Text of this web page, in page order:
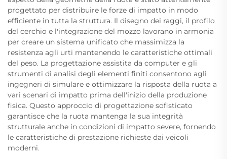
progettato per distribuire le forze di impatto in modo
efficiente in tutta la struttura. Il disegno dei raggi, il profilo
del cerchio e l'integrazione del mozzo lavorano in armonia
per creare un sistema unificato che massimizza la
resistenza agli urti mantenendo le caratteristiche ottimali
del peso. La progettazione assistita da computer e gli
strumenti di analisi degli elementi finiti consentono agli
ingegneri di simulare e ottimizzare la risposta della ruota a
vari scenari di impatto prima dell'inizio della produzione
fisica. Questo approccio di progettazione sofisticato
garantisce che la ruota mantenga la sua integrità
strutturale anche in condizioni di impatto severe, fornendo
le caratteristiche di prestazione richieste dai veicoli
moderni.